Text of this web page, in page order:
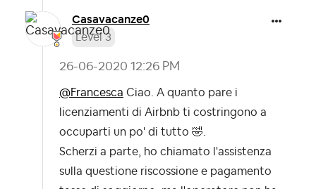
Casavacanze0
Level 3
‎26-06-2020 12:26 PM
@Francesca Ciao. A quanto pare i
licenziamenti di Airbnb ti costringono a
occuparti un po' di tutto 🤣
Scherzi a parte, ho chiamato l'assistenza
sulla questione riscossione e pagamento